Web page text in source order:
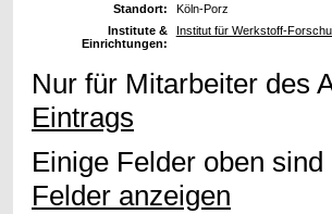
Standort:
Köln-Porz
Institute &
Einrichtungen:
Institut für Werkstoff-
Nur für Mitarbeiter des
Eintrags
Einige Felder oben
Felder anzeigen